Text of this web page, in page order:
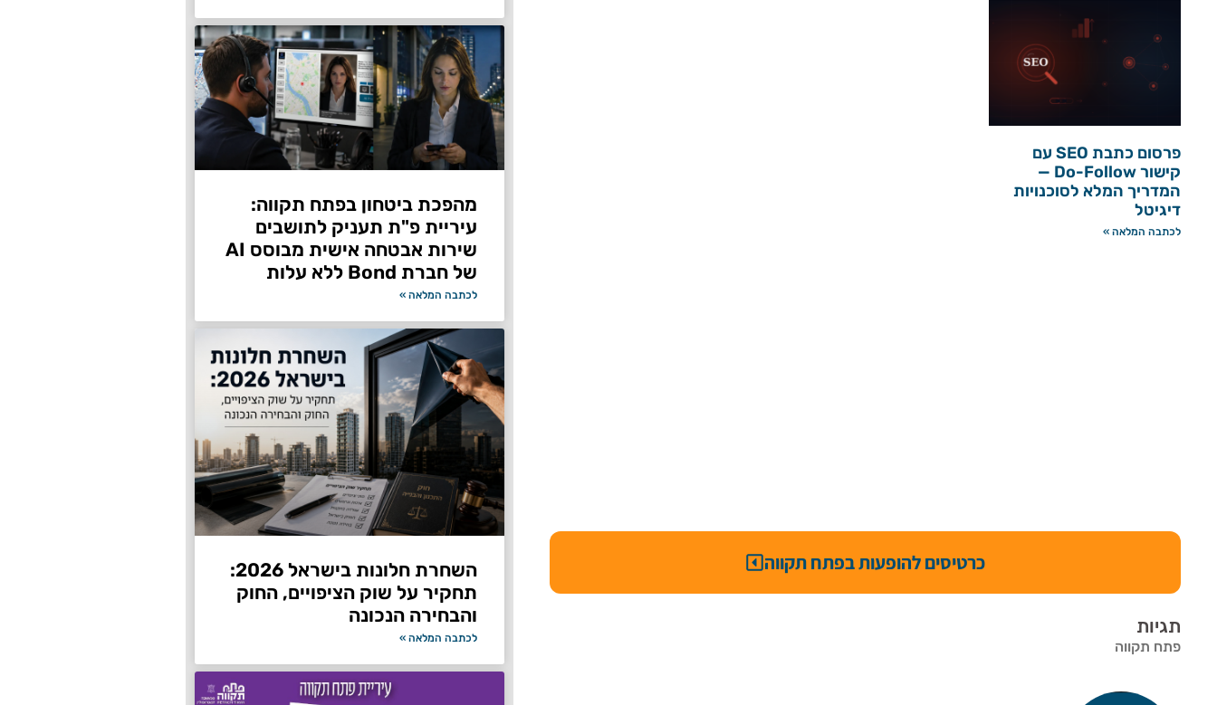
פרסום כתבת SEO עם
קישור Do-Follow —
המדריך המלא לסוכנויות
דיגיטל
לכתבה המלאה »
כרטיסים להופעות בפתח תקווה
תגיות
פתח תקווה
מהפכת ביטחון בפתח תקווה:
עיריית פ"ת תעניק לתושבים
שירות אבטחה אישית מבוסס AI
של חברת Bond ללא עלות
לכתבה המלאה »
השחרת חלונות בישראל 2026:
תחקיר על שוק הציפויים, החוק
והבחירה הנכונה
לכתבה המלאה »